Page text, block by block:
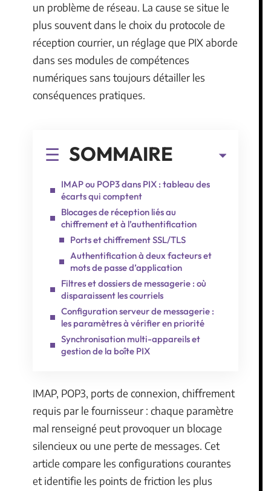
un problème de réseau. La cause se situe le
plus souvent dans le choix du protocole de
réception courrier, un réglage que PIX aborde
dans ses modules de compétences
numériques sans toujours détailler les
conséquences pratiques.
SOMMAIRE
IMAP ou POP3 dans PIX : tableau des
écarts qui comptent
Blocages de réception liés au
chiffrement et à l’authentification
Ports et chiffrement SSL/TLS
Authentification à deux facteurs et
mots de passe d’application
Filtres et dossiers de messagerie : où
disparaissent les courriels
Configuration serveur de messagerie :
les paramètres à vérifier en priorité
Synchronisation multi-appareils et
gestion de la boîte PIX
IMAP, POP3, ports de connexion, chiffrement
requis par le fournisseur : chaque paramètre
mal renseigné peut provoquer un blocage
silencieux ou une perte de messages. Cet
article compare les configurations courantes
et identifie les points de friction les plus